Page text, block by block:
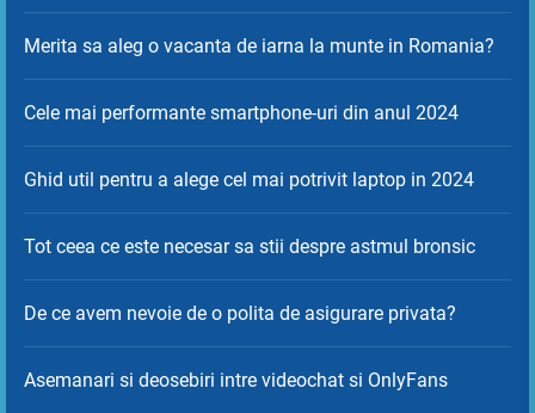
Merita sa aleg o vacanta de iarna la munte in Romania?
Cele mai performante smartphone-uri din anul 2024
Ghid util pentru a alege cel mai potrivit laptop in 2024
Tot ceea ce este necesar sa stii despre astmul bronsic
De ce avem nevoie de o polita de asigurare privata?
Asemanari si deosebiri intre videochat si OnlyFans